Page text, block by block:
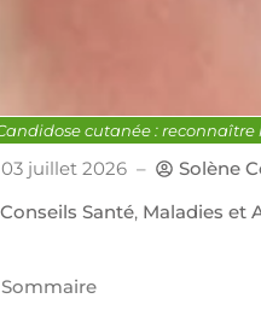
cutanée : reconnaître
03 juillet 2026 –
Solène
Conseils Santé, Maladies et
Sommaire